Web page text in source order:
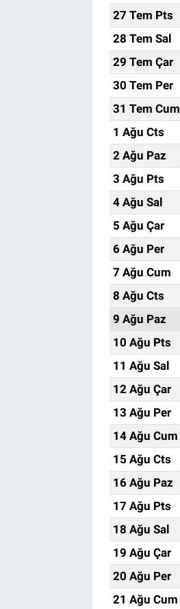
27 Tem Pts
28 Tem Sal
29 Tem Çar
30 Tem Per
31 Tem Cum
1 Ağu Cts
2 Ağu Paz
3 Ağu Pts
4 Ağu Sal
5 Ağu Çar
6 Ağu Per
7 Ağu Cum
8 Ağu Cts
9 Ağu Paz
10 Ağu Pts
11 Ağu Sal
12 Ağu Çar
13 Ağu Per
14 Ağu Cum
15 Ağu Cts
16 Ağu Paz
17 Ağu Pts
18 Ağu Sal
19 Ağu Çar
20 Ağu Per
21 Ağu Cum